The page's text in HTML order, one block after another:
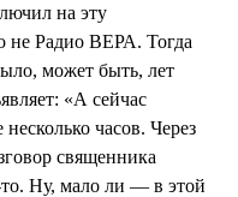
на эту
не Радио ВЕРА. Тогда
может быть, лет
«А сейчас
часов. Через
священника
Ну, мало ли — в этой